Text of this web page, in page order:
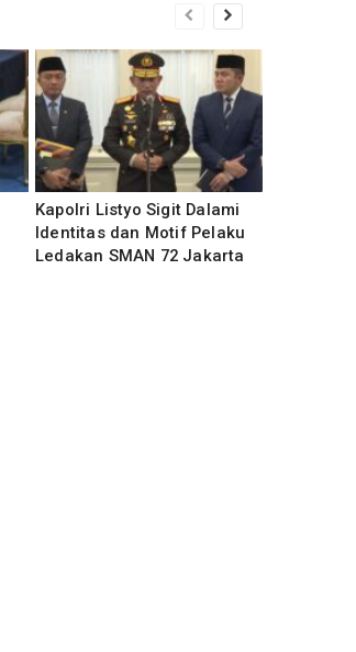
‎Kapolri Listyo Sigit Dalami
Identitas dan Motif Pelaku
Ledakan SMAN 72 Jakarta